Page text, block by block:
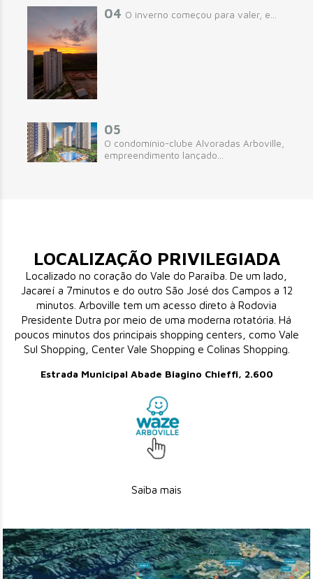
04 O inverno começou para valer, e...
05
O condomínio-clube Alvoradas Arboville,
empreendimento lançado...
LOCALIZAÇÃO PRIVILEGIADA
Localizado no coração do Vale do Paraíba. De um lado,
Jacareí a 7minutos e do outro São José dos Campos a 12
minutos. Arboville tem um acesso direto à Rodovia
Presidente Dutra por meio de uma moderna rotatória. Há
poucos minutos dos principais shopping centers, como Vale
Sul Shopping, Center Vale Shopping e Colinas Shopping.
Estrada Municipal Abade Biagino Chieffi, 2.600
Saiba mais